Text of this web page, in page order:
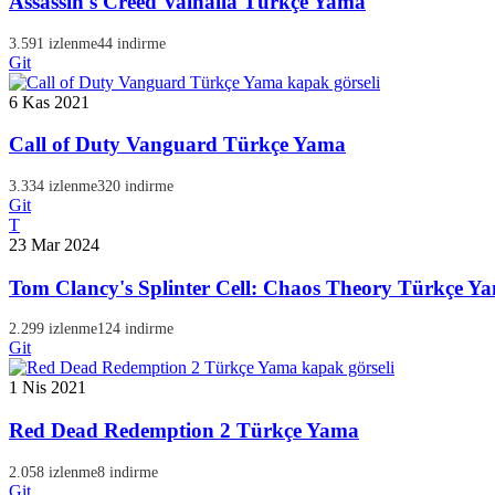
3.591 izlenme44 indirme
Git
6 Kas 2021
Call of Duty Vanguard Türkçe Yama
3.334 izlenme320 indirme
Git
T
23 Mar 2024
Tom Clancy's Splinter Cell: Chaos Theory Türkçe
2.299 izlenme124 indirme
Git
1 Nis 2021
Red Dead Redemption 2 Türkçe Yama
2.058 izlenme8 indirme
Git